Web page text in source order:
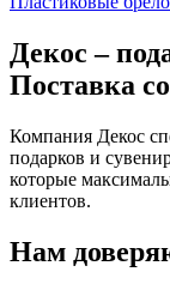
Декос –
Поставка
Компания Декос
подарков и
которые
клиентов.
Нам